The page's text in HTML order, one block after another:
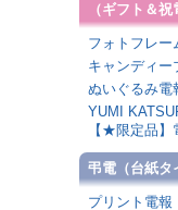
（ギフト＆祝
フォトフレー
キャンディー
ぬいぐるみ電
YUMI
【★限定品】
弔電（台紙タ
プリント電報